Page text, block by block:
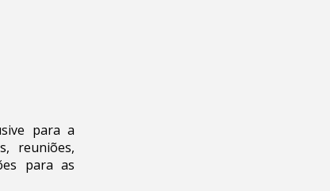
para a
reuniões,
para as